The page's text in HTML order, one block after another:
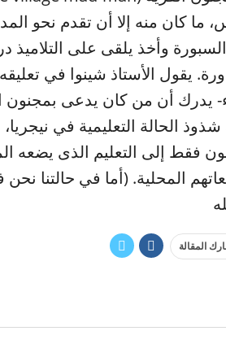
ما كان منه إلا أن تقدم نحو
وأخذ يلقى على التلاميذ
يقول الأستاذ شينوا في
يدرك أن من كان يدعى بمجنون
الحالة التعليمية في نيجريا،
فقط إلى التعليم الذى يضعه
المحلية. (أما في حالتنا
المقالة